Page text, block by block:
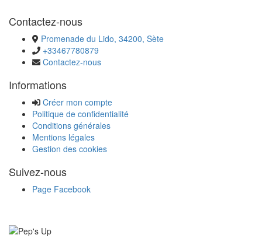
Contactez-nous
Promenade du Lido, 34200, Sète
+33467780879
Contactez-nous
Informations
Créer mon compte
Politique de confidentialité
Conditions générales
Mentions légales
Gestion des cookies
Suivez-nous
Page Facebook